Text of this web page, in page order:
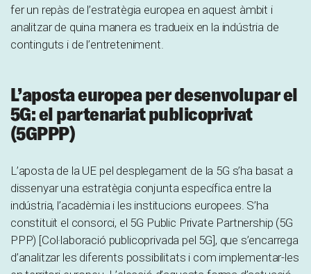
fer un repàs de l’estratègia europea en aquest àmbit i
analitzar de quina manera es tradueix en la indústria de
continguts i de l’entreteniment.
L’aposta europea per desenvolupar el
5G: el partenariat publicoprivat
(5GPPP)
L’aposta de la UE pel desplegament de la 5G s’ha basat a
dissenyar una estratègia conjunta específica entre la
indústria, l’acadèmia i les institucions europees. S’ha
constituït el consorci, el 5G Public Private Partnership (5G
PPP) [Col·laboració publicoprivada pel 5G], que s’encarrega
d’analitzar les diferents possibilitats i com implementar-les